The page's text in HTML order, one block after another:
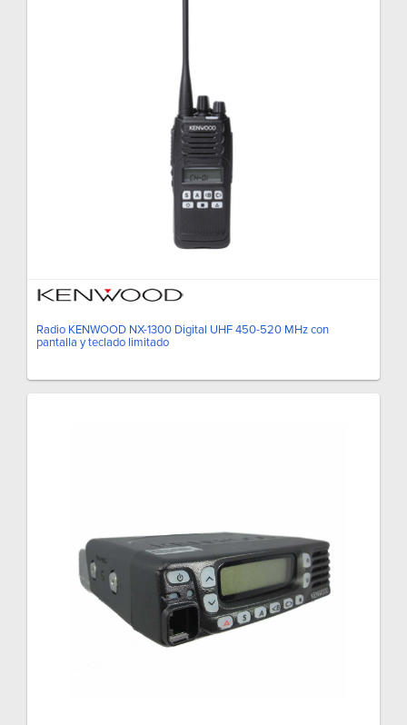
Radio KENWOOD NX-1300 Digital UHF 450-520 MHz con
pantalla y teclado limitado